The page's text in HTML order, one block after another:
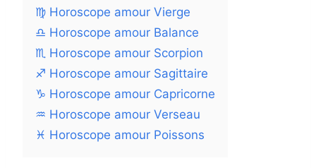
♍ Horoscope amour Vierge
♎ Horoscope amour Balance
♏ Horoscope amour Scorpion
♐ Horoscope amour Sagittaire
♑ Horoscope amour Capricorne
♒ Horoscope amour Verseau
♓ Horoscope amour Poissons